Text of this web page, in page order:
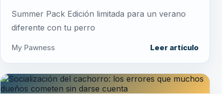
Summer Pack Edición limitada para un verano
diferente con tu perro
My Pawness Leer artículo